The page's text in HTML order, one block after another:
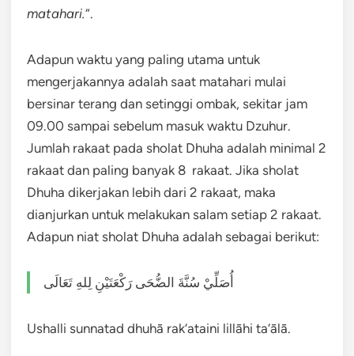
matahari.“.
Adapun waktu yang paling utama untuk
mengerjakannya adalah saat matahari mulai
bersinar terang dan setinggi ombak, sekitar jam
09.00 sampai sebelum masuk waktu Dzuhur.
Jumlah rakaat pada sholat Dhuha adalah minimal 2
rakaat dan paling banyak 8 rakaat. Jika sholat
Dhuha dikerjakan lebih dari 2 rakaat, maka
dianjurkan untuk melakukan salam setiap 2 rakaat.
Adapun niat sholat Dhuha adalah sebagai berikut:
أُصَلِّيْ سُنَّةَ الضُّحَى رَكْعَتَيْنِ لِلهِ تَعَالَى
Ushalli sunnatad dhuhā rak‘ataini lillāhi ta‘ālā.